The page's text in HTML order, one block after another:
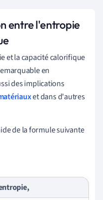
entre l'entropie
et la capacité calorifique
en
des implications
et dans d'autres
de la formule suivante